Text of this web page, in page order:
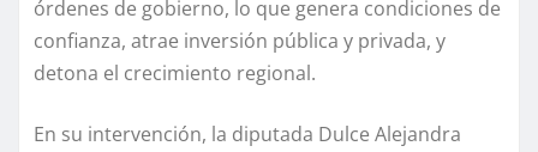
órdenes de gobierno, lo que genera condiciones de
confianza, atrae inversión pública y privada, y
detona el crecimiento regional.
En su intervención, la diputada Dulce Alejandra